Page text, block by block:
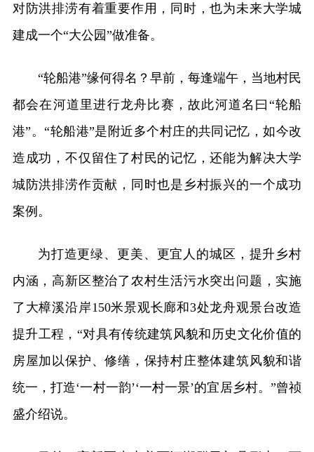
对防洪排涝有着重要作用，同时，也为未来大学城
建成一个“大公园”做准备。
“轮船港”缘何得名？早前，每逢端午，当地村民
都会在河道里进行龙舟比赛，故此河道名曰“轮船
港”。“轮船港”是附近多个村庄的共同记忆，如今改
造成功，不仅留住了村民的记忆，还能为解决大学
城防洪排涝作贡献，同时也是乡村振兴的一个成功
案例。
为打造更绿、更美、更宜人的城区，提升乡村
内涵，高新区整治了农村生活污水突出问题，实施
了大樟溪沿岸150米景观长廊和3处龙舟观景台改造
提升工程，“对具有传统建筑风貌和历史文化价值的
房屋加以保护、修缮，保持村庄整体建筑风貌和谐
统一，打造‘一村一韵’‘一村一景’的宜居乡村。”曾祯
盛介绍说。